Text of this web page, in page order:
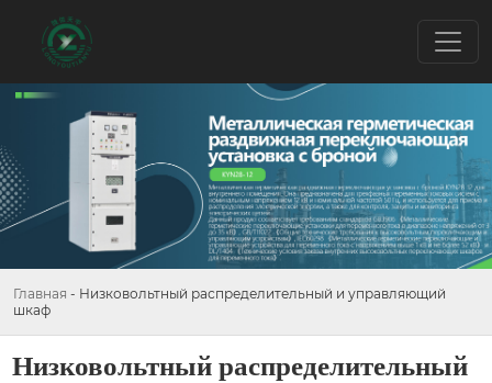
Главная - Низковольтный распределительный и управляющий
шкаф
Низковольтный распределительный